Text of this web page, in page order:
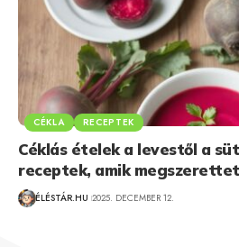
CÉKLA RECEPTEK
Céklás ételek a levestől a
receptek, amik
ÉLÉSTÁR.HU 2025. DECEMBER 12.